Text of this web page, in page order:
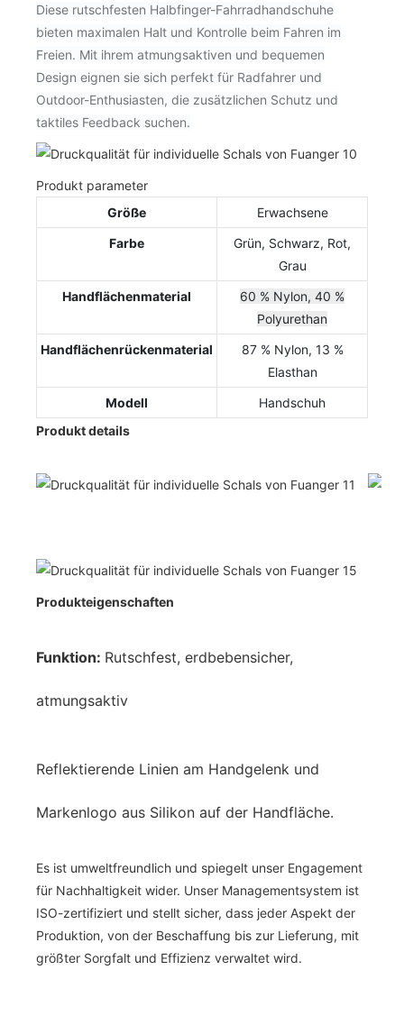
Diese rutschfesten Halbfinger-Fahrradhandschuhe
bieten maximalen Halt und Kontrolle beim Fahren im
Freien. Mit ihrem atmungsaktiven und bequemen
Design eignen sie sich perfekt für Radfahrer und
Outdoor-Enthusiasten, die zusätzlichen Schutz und
taktiles Feedback suchen.
Produkt parameter
Größe
Erwachsene
Farbe
Grün, Schwarz, Rot,
Grau
Handflächenmaterial
60 % Nylon, 40 %
Polyurethan
Handflächenrückenmaterial
87 % Nylon, 13 %
Elasthan
Modell
Handschuh
Produkt details
Produkteigenschaften
Funktion: Rutschfest, erdbebensicher,
atmungsaktiv
Reflektierende Linien am Handgelenk und
Markenlogo aus Silikon auf der Handfläche.
Es ist umweltfreundlich und spiegelt unser Engagement
für Nachhaltigkeit wider. Unser Managementsystem ist
ISO-zertifiziert und stellt sicher, dass jeder Aspekt der
Produktion, von der Beschaffung bis zur Lieferung, mit
größter Sorgfalt und Effizienz verwaltet wird.